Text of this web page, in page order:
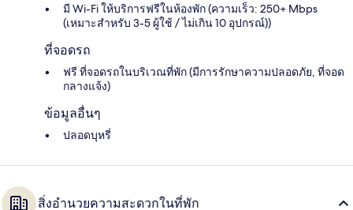
มี Wi-Fi ให้บริการฟรีในห้องพัก (ความเร็ว: 250+ Mbps
(เหมาะสำหรับ 3-5 ผู้ใช้ / ไม่เกิน 10 อุปกรณ์))
ที่จอดรถ
ฟรี ที่จอดรถในบริเวณที่พัก (มีการรักษาความปลอดภัย, ที่จอด
กลางแจ้ง)
ข้อมูลอื่นๆ
ปลอดบุหรี่
สิ่งอำนวยความสะดวกในที่พัก